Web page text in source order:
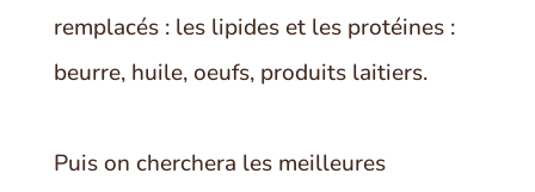
remplacés : les lipides et les protéines :
beurre, huile, oeufs, produits laitiers.
Puis on cherchera les meilleures